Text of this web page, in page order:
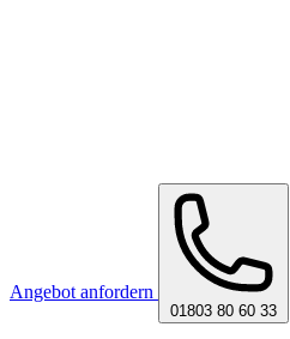
Angebot anfordern
01803 80 60 33